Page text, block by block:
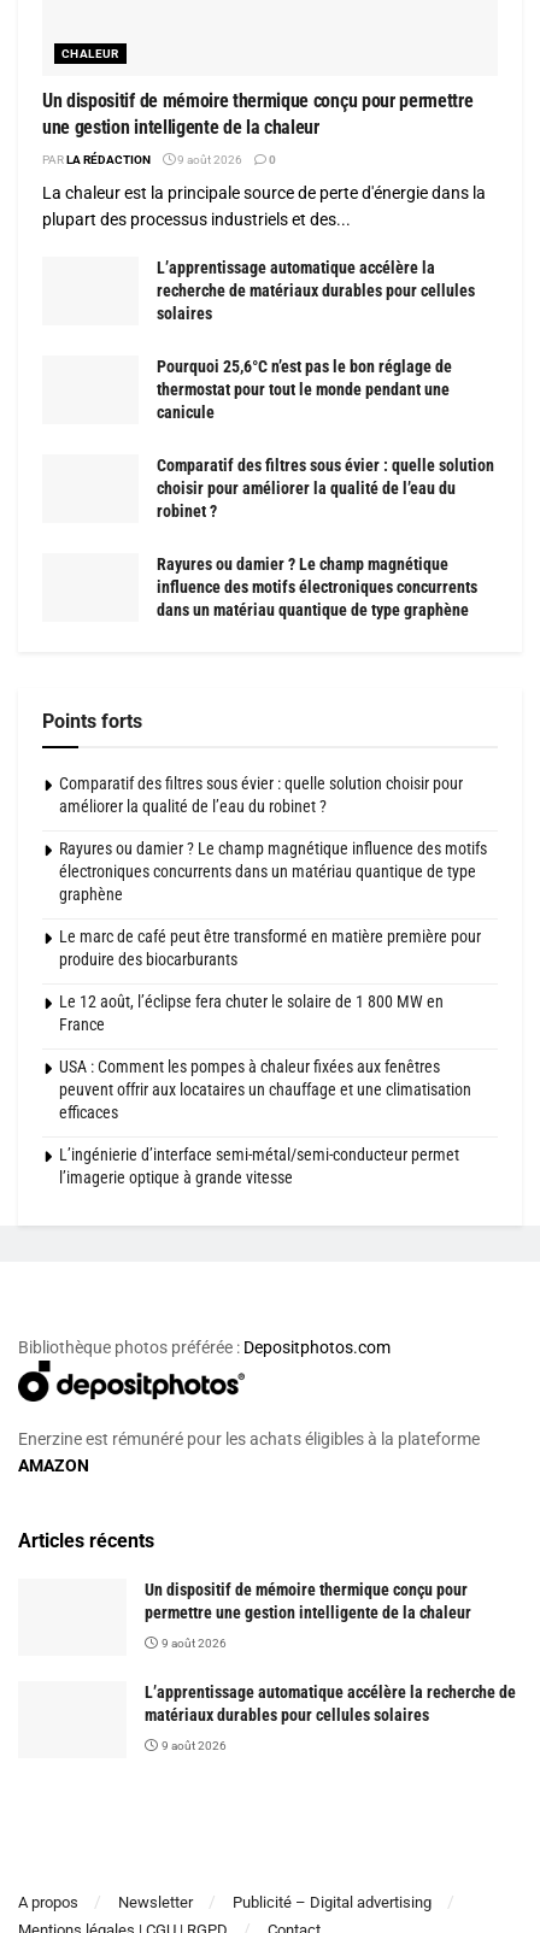
CHALEUR
Un dispositif de mémoire thermique conçu pour permettre
une gestion intelligente de la chaleur
PARLA RÉDACTION 9 août 2026 0
La chaleur est la principale source de perte d'énergie dans la
plupart des processus industriels et des...
L’apprentissage automatique accélère la
recherche de matériaux durables pour cellules
solaires
Pourquoi 25,6°C n’est pas le bon réglage de
thermostat pour tout le monde pendant une
canicule
Comparatif des filtres sous évier : quelle solution
choisir pour améliorer la qualité de l’eau du
robinet ?
Rayures ou damier ? Le champ magnétique
influence des motifs électroniques concurrents
dans un matériau quantique de type graphène
Points forts
Comparatif des filtres sous évier : quelle solution choisir pour
améliorer la qualité de l’eau du robinet ?
Rayures ou damier ? Le champ magnétique influence des motifs
électroniques concurrents dans un matériau quantique de type
graphène
Le marc de café peut être transformé en matière première pour
produire des biocarburants
Le 12 août, l’éclipse fera chuter le solaire de 1 800 MW en
France
USA : Comment les pompes à chaleur fixées aux fenêtres
peuvent offrir aux locataires un chauffage et une climatisation
efficaces
L’ingénierie d’interface semi-métal/semi-conducteur permet
l’imagerie optique à grande vitesse
Bibliothèque photos préférée : Depositphotos.com
Enerzine est rémunéré pour les achats éligibles à la plateforme
AMAZON
Articles récents
Un dispositif de mémoire thermique conçu pour
permettre une gestion intelligente de la chaleur
9 août 2026
L’apprentissage automatique accélère la recherche de
matériaux durables pour cellules solaires
9 août 2026
A propos Newsletter
Publicité – Digital advertising